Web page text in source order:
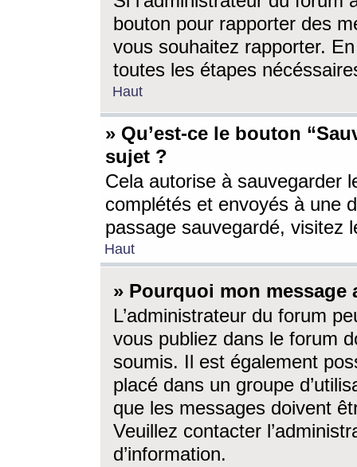
bouton pour rapporter des
vous souhaitez rapporter.
toutes les étapes
Haut
» Qu’est-ce le bouton
sujet ?
Cela autorise à sauvegarder
complétés et envoyés à une
passage sauvegardé, visitez
Haut
» Pourquoi mon message
L’administrateur du forum
vous publiez dans le forum
soumis. Il est également
placé dans un groupe
que les messages doivent
Veuillez contacter
d’information.